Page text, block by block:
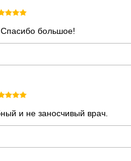
Спасибо большое!
и не заносчивый врач.